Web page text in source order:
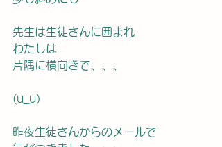
先生は生徒さんに囲まれ
わたしは
片隅に横向きで、、、
(u_u)
昨夜生徒さんからのメールで